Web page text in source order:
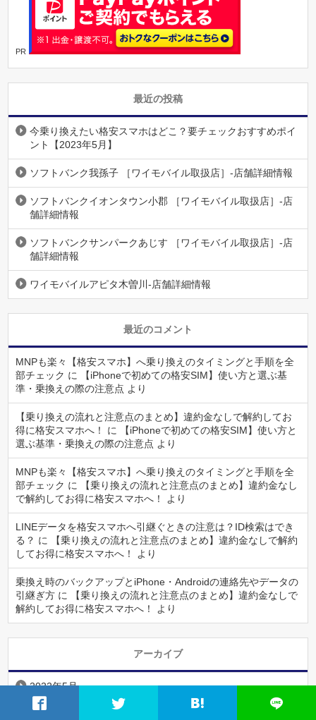
PR
最近の投稿
今乗り換えたい格安スマホはどこ？要チェックおすすめポイ
ント【2023年5月】
ソフトバンク我孫子 ［ワイモバイル取扱店］-店舗詳細情報
ソフトバンクイオンタウン小郡 ［ワイモバイル取扱店］-店
舗詳細情報
ソフトバンクサンパークあじす ［ワイモバイル取扱店］-店
舗詳細情報
ワイモバイルアピタ木曽川-店舗詳細情報
最近のコメント
MNPも楽々【格安スマホ】へ乗り換えのタイミングと手順を全
部チェック に
【iPhoneで初めての格安SIM】使い方と選ぶ基
準・乗換えの際の注意点 より
【乗り換えの流れと注意点のまとめ】違約金なしで解約してお
得に格安スマホへ！
に
【iPhoneで初めての格安SIM】使い方と
選ぶ基準・乗換えの際の注意点 より
MNPも楽々【格安スマホ】へ乗り換えのタイミングと手順を全
部チェック に
【乗り換えの流れと注意点のまとめ】違約金なし
で解約してお得に格安スマホへ！
より
LINEデータを格安スマホへ引継ぐときの注意は？ID検索はでき
る？ に
【乗り換えの流れと注意点のまとめ】違約金なしで解約
してお得に格安スマホへ！
より
乗換え時のバックアップとiPhone・Androidの連絡先やデータの
引継ぎ方 に
【乗り換えの流れと注意点のまとめ】違約金なしで
解約してお得に格安スマホへ！
より
アーカイブ
2022年5月